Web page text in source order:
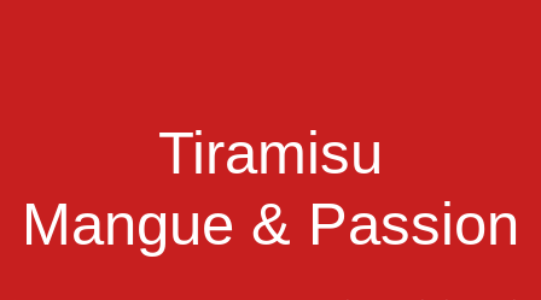
Tiramisu
Mangue & Passion